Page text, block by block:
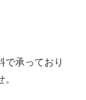
で承っており